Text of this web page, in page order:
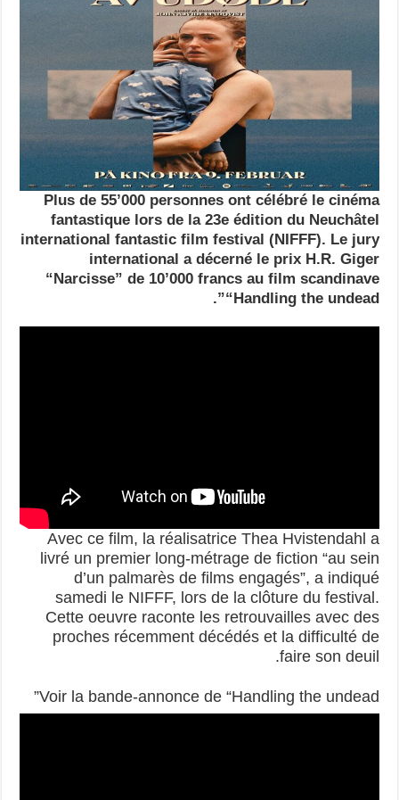
Plus de 55’000 personnes ont célébré le cinéma
fantastique lors de la 23e édition du Neuchâtel
international fantastic film festival (NIFFF). Le jury
international a décerné le prix H.R. Giger
“Narcisse” de 10’000 francs au film scandinave
“Handling the undead”.
Avec ce film, la réalisatrice Thea Hvistendahl a
livré un premier long-métrage de fiction “au sein
d’un palmarès de films engagés”, a indiqué
samedi le NIFFF, lors de la clôture du festival.
Cette oeuvre raconte les retrouvailles avec des
proches récemment décédés et la difficulté de
faire son deuil.
Voir la bande-annonce de “Handling the undead”